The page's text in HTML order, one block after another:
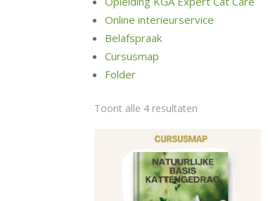
Online interieurservice
Belafspraak
Cursusmap
Folder
Toont alle 4 resultaten